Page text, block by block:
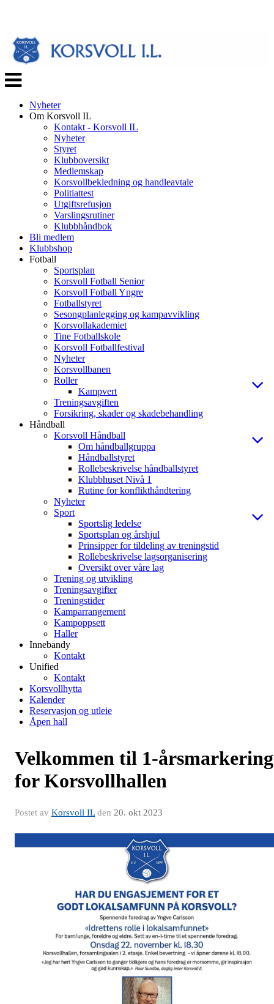
Veksle
navigasjon
Nyheter
Om Korsvoll IL
Kontakt - Korsvoll IL
Nyheter
Styret
Klubboversikt
Medlemskap
Korsvollbekledning og handleavtale
Politiattest
Utgiftsrefusjon
Varslingsrutiner
Klubbhåndbok
Bli medlem
Klubbshop
Fotball
Sportsplan
Korsvoll Fotball Senior
Korsvoll Fotball Yngre
Fotballstyret
Sesongplanlegging og kampavvikling
Korsvollakademiet
Tine Fotballskole
Korsvoll Fotballfestival
Nyheter
Korsvollbanen
Roller
Kampvert
Treningsavgiften
Forsikring, skader og skadebehandling
Håndball
Korsvoll Håndball
Om håndballgruppa
Håndballstyret
Rollebeskrivelse håndballstyret
Klubbhuset Nivå 1
Rutine for konflikthåndtering
Nyheter
Sport
Sportslig ledelse
Sportsplan og årshjul
Prinsipper for tildeling av treningstid
Rollebeskrivelse lagsorganisering
Oversikt over våre lag
Trening og utvikling
Treningsavgifter
Treningstider
Kamparrangement
Kampoppsett
Haller
Innebandy
Kontakt
Unified
Kontakt
Korsvollhytta
Kalender
Reservasjon og utleie
Åpen hall
Velkommen til 1-årsmarkering
for Korsvollhallen
Postet av Korsvoll ILden 20. okt 2023